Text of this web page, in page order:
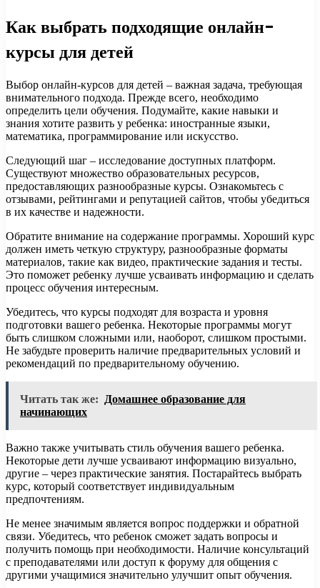
Как выбрать подходящие онлайн-
курсы для детей
Выбор онлайн-курсов для детей – важная задача, требующая
внимательного подхода. Прежде всего, необходимо
определить цели обучения. Подумайте, какие навыки и
знания хотите развить у ребенка: иностранные языки,
математика, программирование или искусство.
Следующий шаг – исследование доступных платформ.
Существуют множество образовательных ресурсов,
предоставляющих разнообразные курсы. Ознакомьтесь с
отзывами, рейтингами и репутацией сайтов, чтобы убедиться
в их качестве и надежности.
Обратите внимание на содержание программы. Хороший курс
должен иметь четкую структуру, разнообразные форматы
материалов, такие как видео, практические задания и тесты.
Это поможет ребенку лучше усваивать информацию и сделать
процесс обучения интересным.
Убедитесь, что курсы подходят для возраста и уровня
подготовки вашего ребенка. Некоторые программы могут
быть слишком сложными или, наоборот, слишком простыми.
Не забудьте проверить наличие предварительных условий и
рекомендаций по предварительному обучению.
Читать так же:
Домашнее образование для
начинающих
Важно также учитывать стиль обучения вашего ребенка.
Некоторые дети лучше усваивают информацию визуально,
другие – через практические занятия. Постарайтесь выбрать
курс, который соответствует индивидуальным
предпочтениям.
Не менее значимым является вопрос поддержки и обратной
связи. Убедитесь, что ребенок сможет задать вопросы и
получить помощь при необходимости. Наличие консультаций
с преподавателями или доступ к форуму для общения с
другими учащимися значительно улучшит опыт обучения.